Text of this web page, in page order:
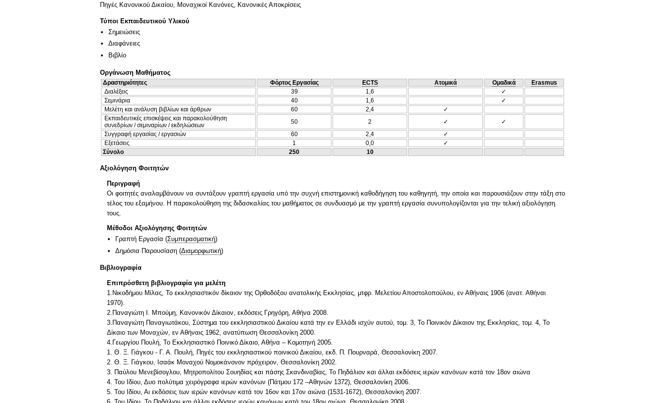
Πηγές Κανονικού Δικαίου, Μοναχικοί Κανόνες, Κανονικές Αποκρίσεις
Τύποι Εκπαιδευτικού Υλικού
Σημειώσεις
Διαφάνειες
Βιβλίο
Οργάνωση Μαθήματος
Δραστηριότητες Φόρτος Εργασίας ECTS Ατομικά Ομαδικά
Erasmus
Διαλέξεις
39 1,6
✓
Σεμινάρια
40 1,6
✓
Μελέτη και ανάλυση βιβλίων και άρθρων
60 2,4
✓
Εκπαιδευτικές επισκέψεις και παρακολούθηση
συνεδρίων / σεμιναρίων / εκδηλώσεων
50 2 ✓
✓
Συγγραφή εργασίας / εργασιών
60 2,4
✓
Εξετάσεις
1 0,0
✓
Σύνολο
250 10
Αξιολόγηση Φοιτητών
Περιγραφή
Οι φοιτητές αναλαμβάνουν να συντάξουν γραπτή εργασία υπό την συχνή επιστημονική καθοδήγηση του καθηγητή, την οποία και παρουσιάζουν στην τάξη στο
τέλος του εξαμήνου. Η παρακολούθηση της διδασκαλίας του μαθήματος σε συνδυασμό με την γραπτή εργασία συνυπολογίζονται για την τελική αξιολόγηση
τους.
Μέθοδοι Αξιολόγησης Φοιτητών
Γραπτή Εργασία (Συμπερασματική)
Δημόσια Παρουσίαση (Διαμορφωτική)
Βιβλιογραφία
Επιπρόσθετη βιβλιογραφία για μελέτη
1.Νικοδήμου Μίλας, Το εκκλησιαστικόν δίκαιον της Ορθοδόξου ανατολικής Εκκλησίας, μτφρ. Μελετίου Αποστολοπούλου, εν Αθήναις 1906 (ανατ. Αθήναι
1970).
2.Παναγιώτη Ι. Μπούμη, Κανονικόν Δίκαιον, εκδόσεις Γρηγόρη, Αθήνα 2008.
3.Παναγιώτη Παναγιωτάκου, Σύστημα του εκκλησιαστικού Δικαίου κατά την εν Ελλάδι ισχύν αυτού, τομ. 3, Το Ποινικόν Δίκαιον της Εκκλησίας, τομ. 4, Το
Δίκαιο των Μοναχών, εν Αθήναις 1962, ανατύπωση Θεσσαλονίκη 2000.
4.Γεωργίου Πουλή, Το Εκκλησιαστικό Ποινικό Δίκαιο, Αθήνα – Κομοτηνή 2005.
1. Θ. Ξ. Γιάγκου - Γ. Α. Πουλή, Πηγές του εκκλησιαστικού ποινικού Δικαίου, εκδ. Π. Πουρναρά, Θεσσαλονίκη 2007.
2. Θ. Ξ. Γιάγκου, Ισαάκ Μοναχού Νομοκάνονον πρόχειρον, Θεσσαλονίκη 2002.
3. Παύλου Μενεβίσογλου, Μητροπολίτου Σουηδίας και πάσης Σκανδιναβίας, Το Πηδάλιον και άλλαι εκδόσεις ιερών κανόνων κατά τον 18ον αιώνα
4. Του Ιδίου, Δυο πολύτιμα χειρόγραφα ιερών κανόνων (Πάτμου 172 –Αθηνών 1372), Θεσσαλονίκη 2006.
5. Του Ιδίου, Αι εκδόσεις των ιερών κανόνων κατά τον 16ον και 17ον αιώνα (1531-1672), Θεσσαλονίκη 2007.